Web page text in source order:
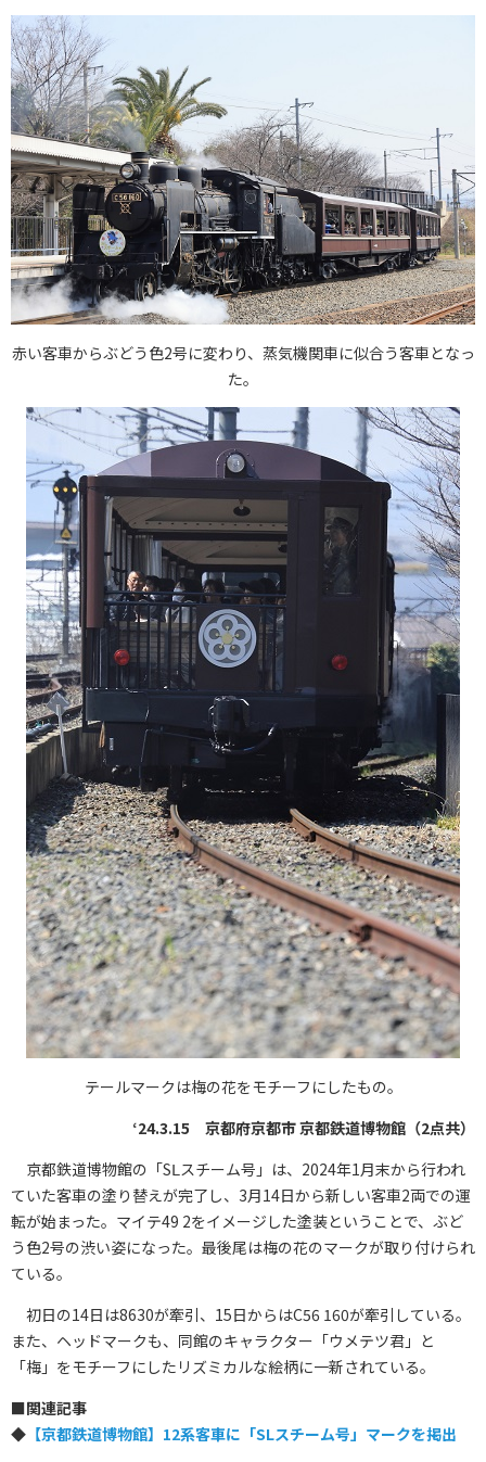
赤い客車からぶどう色2号に変わり、蒸気機関車に似合う客車となっ
た。
テールマークは梅の花をモチーフにしたもの。
‘24.3.15 京都府京都市 京都鉄道博物館（2点共）
京都鉄道博物館の「SⅬスチーム号」は、2024年1月末から行われ
ていた客車の塗り替えが完了し、3月14日から新しい客車2両での運
転が始まった。マイテ49 2をイメージした塗装ということで、ぶど
う色2号の渋い姿になった。最後尾は梅の花のマークが取り付けられ
ている。
初日の14日は8630が牽引、15日からはC56 160が牽引している。
また、ヘッドマークも、同館のキャラクター「ウメテツ君」と
「梅」をモチーフにしたリズミカルな絵柄に一新されている。
■関連記事
◆ 【京都鉄道博物館】12系客車に「SLスチーム号」マークを掲出